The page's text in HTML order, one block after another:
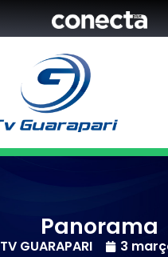
Panorama
TV GUARAPARI 3